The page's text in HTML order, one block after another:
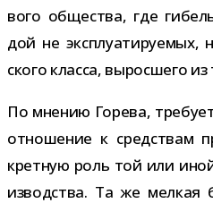
вого обще­ства, где
дой не экс­плу­а­ти­ру­е­мых,
ского класса, вырос­шего
По мне­нию Горева,
отно­ше­ние к сред­ствам
крет­ную роль той или
из­вод­ства. Та же